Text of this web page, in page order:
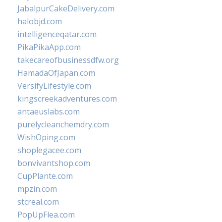
JabalpurCakeDelivery.com
halobjd.com
intelligenceqatar.com
PikaPikaApp.com
takecareofbusinessdfw.org
HamadaOfJapan.com
VersifyLifestyle.com
kingscreekadventures.com
antaeuslabs.com
purelycleanchemdry.com
WishOping.com
shoplegacee.com
bonvivantshop.com
CupPlante.com
mpzin.com
stcreal.com
PopUpFlea.com